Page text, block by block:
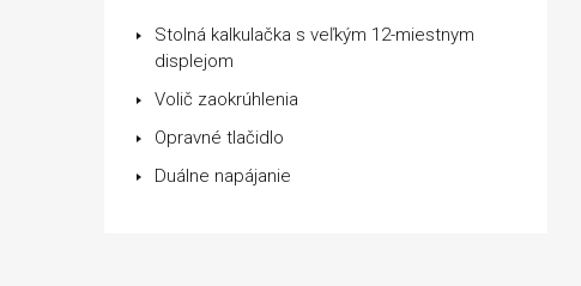
Stolná kalkulačka s veľkým 12-miestnym
displejom
Volič zaokrúhlenia
Opravné tlačidlo
Duálne napájanie